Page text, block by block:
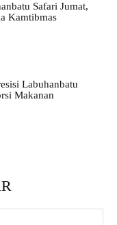
Safari Jumat,
Kamtibmas
Labuhanbatu
Makanan